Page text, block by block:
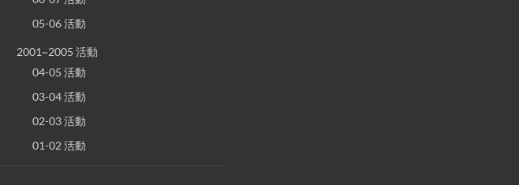
05-06 活動
2001~2005 活動
04-05 活動
03-04 活動
02-03 活動
01-02 活動